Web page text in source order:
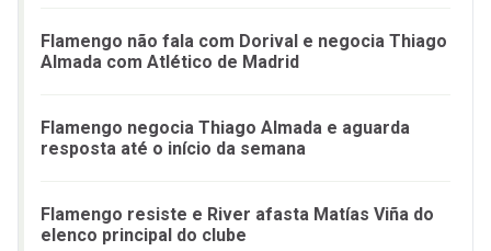
Flamengo não fala com Dorival e negocia Thiago
Almada com Atlético de Madrid
Flamengo negocia Thiago Almada e aguarda
resposta até o início da semana
Flamengo resiste e River afasta Matías Viña do
elenco principal do clube